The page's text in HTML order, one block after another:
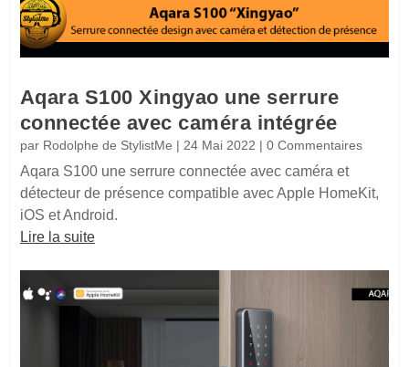
Aqara S100 Xingyao une serrure
connectée avec caméra intégrée
par Rodolphe de StylistMe | 24 Mai 2022 | 0 Commentaires
Aqara S100 une serrure connectée avec caméra et
détecteur de présence compatible avec Apple HomeKit,
iOS et Android.
Lire la suite